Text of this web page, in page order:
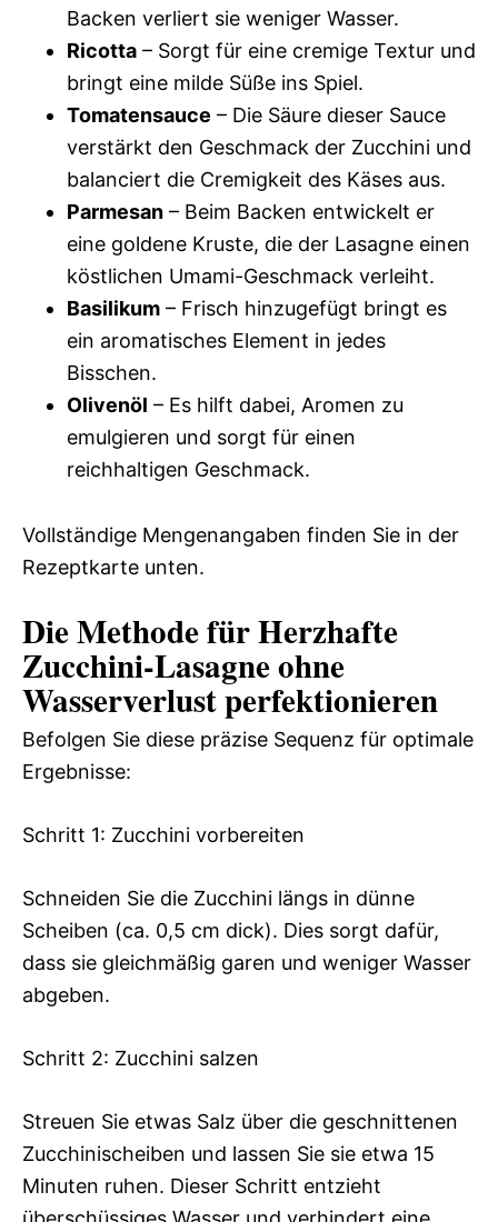
Backen verliert sie weniger Wasser.
Ricotta – Sorgt für eine cremige Textur und
bringt eine milde Süße ins Spiel.
Tomatensauce – Die Säure dieser Sauce
verstärkt den Geschmack der Zucchini und
balanciert die Cremigkeit des Käses aus.
Parmesan – Beim Backen entwickelt er
eine goldene Kruste, die der Lasagne einen
köstlichen Umami-Geschmack verleiht.
Basilikum – Frisch hinzugefügt bringt es
ein aromatisches Element in jedes
Bisschen.
Olivenöl – Es hilft dabei, Aromen zu
emulgieren und sorgt für einen
reichhaltigen Geschmack.
Vollständige Mengenangaben finden Sie in der
Rezeptkarte unten.
Die Methode für Herzhafte
Zucchini-Lasagne ohne
Wasserverlust perfektionieren
Befolgen Sie diese präzise Sequenz für optimale
Ergebnisse:
Schritt 1: Zucchini vorbereiten
Schneiden Sie die Zucchini längs in dünne
Scheiben (ca. 0,5 cm dick). Dies sorgt dafür,
dass sie gleichmäßig garen und weniger Wasser
abgeben.
Schritt 2: Zucchini salzen
Streuen Sie etwas Salz über die geschnittenen
Zucchinischeiben und lassen Sie sie etwa 15
Minuten ruhen. Dieser Schritt entzieht